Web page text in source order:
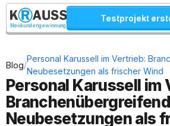
Neukundengewinnung
Testprojekt
Blog/
Personal Karussell im Vertrieb:
Neubesetzungen als frischer Wind
Personal Karussell im
Neubesetzungen als